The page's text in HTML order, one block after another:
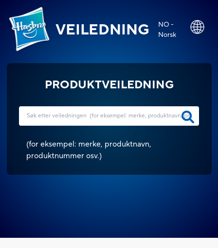
VEILEDNING
NO -
Norsk
PRODUKTVEILEDNING
(for eksempel: merke, produktnavn,
produktnummer osv.)